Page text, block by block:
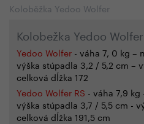
Koloběžka Yedoo Wolfer
Kolobežka Yedoo Wolfer
Yedoo Wolfer - váha 7, 0 kg –
výška stúpadla 3,2 / 5,2 cm –
celková dĺžka 172
Yedoo Wolfer RS - váha 7,9
výška stúpadla 3,7 / 5,5 cm -
celková dĺžka 191,5 cm